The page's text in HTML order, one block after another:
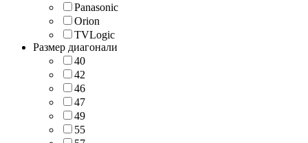
Panasonic
Orion
TVLogic
Размер диагонали
40
42
46
47
49
55